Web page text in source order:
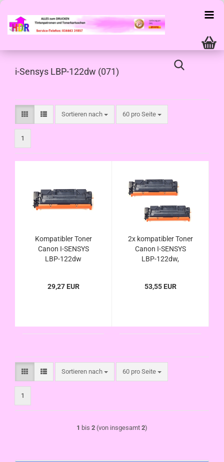
i-Sensys LBP-122dw (071)
Sortieren nach
Sortieren nach 60 pro Seite
pro Seite
1
Kompatibler Toner
Canon I-SENSYS
LBP-122dw
u. 071
29,27 EUR
2x kompatibler Toner
Canon I-SENSYS
LBP-122dw,
u. 071
53,55 EUR
Sortieren nach
Sortieren nach 60 pro Seite
pro Seite
1
1 bis 2 (von insgesamt 2)